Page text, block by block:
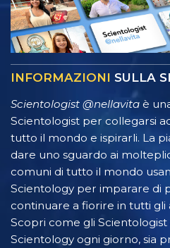
INFORMAZIONI SULLA
Scientologist @nellavita è
Scientologist per collegarsi
tutto il mondo e ispirarli. La
dare uno sguardo ai
comuni di tutto il mondo
Scientology per imparare di
continuare a fiorire in tutti gli
Scopri come gli
Scientology ogni giorno, sia